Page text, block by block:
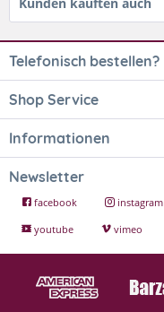
Telefonisch bestellen?
Shop Service
Informationen
Newsletter
facebook instagram
youtube
vimeo